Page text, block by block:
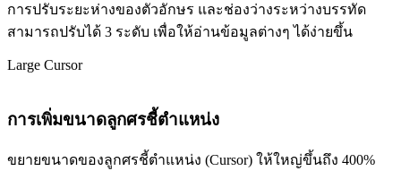
การปรับระยะห่างของตัวอักษร และช่องว่างระหว่างบรรทัด
สามารถปรับได้ 3 ระดับ เพื่อให้อ่านข้อมูลต่างๆ ได้ง่ายขึ้น
Large Cursor
การเพิ่มขนาดลูกศรชี้ตำแหน่ง
ขยายขนาดของลูกศรชี้ตำแหน่ง (Cursor) ให้ใหญ่ขึ้นถึง 400%